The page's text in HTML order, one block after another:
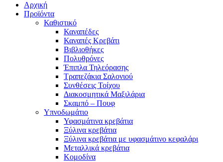
Αρχική
Προϊόντα
Καθιστικό
Καναπέδες
Καναπές Κρεβάτι
Βιβλιοθήκες
Πολυθρόνες
Έπιπλα Τηλεόρασης
Τραπεζάκια Σαλονιού
Συνθέσεις Τοίχου
Διακοσμητικά Μαξιλάρια
Σκαμπό – Πουφ
Υπνοδωμάτιο
Υφασμάτινα κρεβάτια
Ξύλινα κρεβάτια
Ξύλινα κρεβάτια με υφασμάτινο κεφαλάρι
Mεταλλικά κρεβάτια
Κομοδίνα